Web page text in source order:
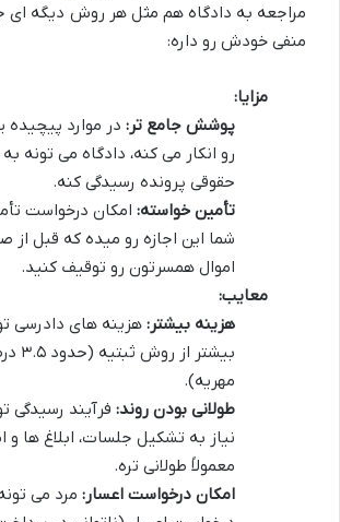
مراجعه به دادگاه هم مثل هر روش دیگه ای
منفی خودش رو داره:
مزایا:
پوشش جامع تر: در موارد پیچیده
رو انکار می کنه، دادگاه می تونه
حقوقی پرونده رسیدگی کنه.
تأمین خواسته: امکان درخواست
شما این اجازه رو میده که قبل از
اموال همسرتون رو توقیف کنید.
معایب:
هزینه بیشتر: هزینه های دادرسی
مهریه).
طولانی بودن روند: فرآیند رسیدگی
نیاز به تشکیل جلسات، ابلاغ ها و
معمولاً طولانی تره.
امکان درخواست اعسار: مرد می